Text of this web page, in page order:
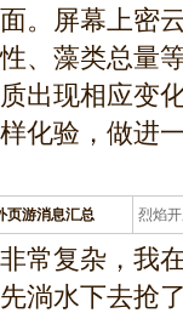
。屏幕上密
、藻类总量
出现相应变
化验，做进
页游消息汇总 烈焰
龙
常复杂，我
淌水下去抢